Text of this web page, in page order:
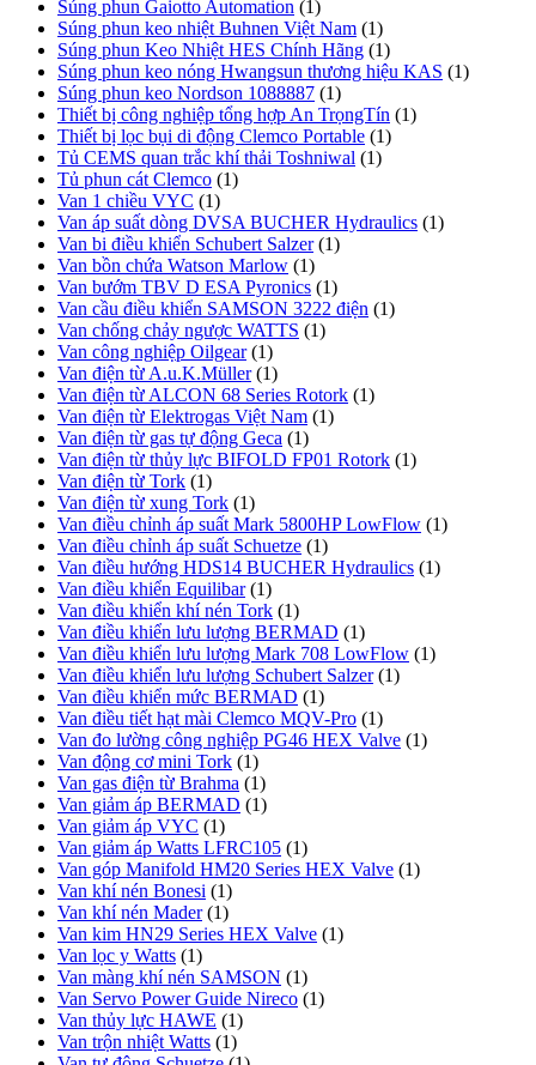
Súng phun Gaiotto Automation (1)
Súng phun keo nhiệt Buhnen Việt Nam (1)
Súng phun Keo Nhiệt HES Chính Hãng (1)
Súng phun keo nóng Hwangsun thương hiệu KAS (1)
Súng phun keo Nordson 1088887 (1)
Thiết bị công nghiệp tổng hợp An TrọngTín (1)
Thiết bị lọc bụi di động Clemco Portable (1)
Tủ CEMS quan trắc khí thải Toshniwal (1)
Tủ phun cát Clemco (1)
Van 1 chiều VYC (1)
Van áp suất dòng DVSA BUCHER Hydraulics (1)
Van bi điều khiển Schubert Salzer (1)
Van bồn chứa Watson Marlow (1)
Van bướm TBV D ESA Pyronics (1)
Van cầu điều khiển SAMSON 3222 điện (1)
Van chống chảy ngược WATTS (1)
Van công nghiệp Oilgear (1)
Van điện từ A.u.K.Müller (1)
Van điện từ ALCON 68 Series Rotork (1)
Van điện từ Elektrogas Việt Nam (1)
Van điện từ gas tự động Geca (1)
Van điện từ thủy lực BIFOLD FP01 Rotork (1)
Van điện từ Tork (1)
Van điện từ xung Tork (1)
Van điều chỉnh áp suất Mark 5800HP LowFlow (1)
Van điều chỉnh áp suất Schuetze (1)
Van điều hướng HDS14 BUCHER Hydraulics (1)
Van điều khiển Equilibar (1)
Van điều khiển khí nén Tork (1)
Van điều khiển lưu lượng BERMAD (1)
Van điều khiển lưu lượng Mark 708 LowFlow (1)
Van điều khiển lưu lượng Schubert Salzer (1)
Van điều khiển mức BERMAD (1)
Van điều tiết hạt mài Clemco MQV-Pro (1)
Van đo lường công nghiệp PG46 HEX Valve (1)
Van động cơ mini Tork (1)
Van gas điện từ Brahma (1)
Van giảm áp BERMAD (1)
Van giảm áp VYC (1)
Van giảm áp Watts LFRC105 (1)
Van góp Manifold HM20 Series HEX Valve (1)
Van khí nén Bonesi (1)
Van khí nén Mader (1)
Van kim HN29 Series HEX Valve (1)
Van lọc y Watts (1)
Van màng khí nén SAMSON (1)
Van Servo Power Guide Nireco (1)
Van thủy lực HAWE (1)
Van trộn nhiệt Watts (1)